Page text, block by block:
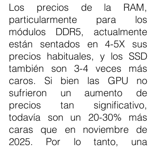
Los precios de la RAM,
particularmente para los
módulos DDR5, actualmente
están sentados en 4-5X sus
precios habituales, y los SSD
también son 3-4 veces más
caros. Si bien las GPU no
sufrieron un aumento de
precios tan significativo,
todavía son un 20-30% más
caras que en noviembre de
2025. Por lo tanto, una